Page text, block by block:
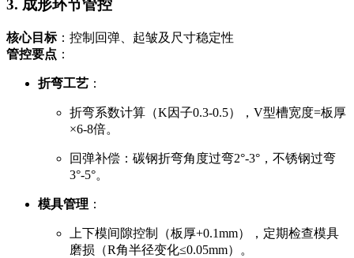
3. 成形环节管控
核心目标：控制回弹、起皱及尺寸稳定性
管控要点 ：
折弯工艺 ：
折弯系数计算（K因子0.3-0.5），V型槽宽度=板厚
×6-8倍。
回弹补偿：碳钢折弯角度过弯2°-3°，不锈钢过弯
3°-5°。
模具管理 ：
上下模间隙控制（板厚+0.1mm），定期检查模具
磨损（R角半径变化≤0.05mm）。